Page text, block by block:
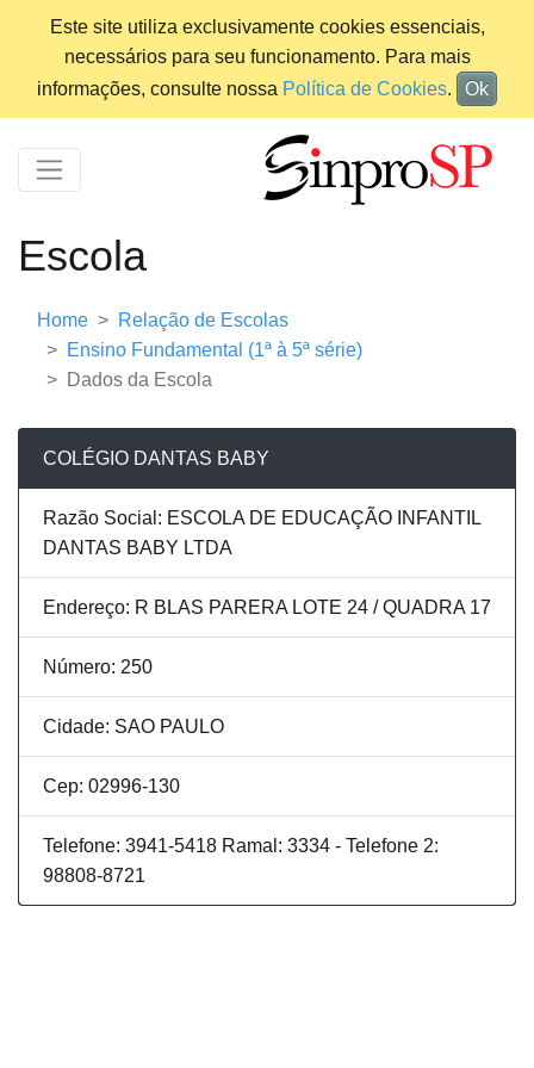
Este site utiliza exclusivamente cookies essenciais,
necessários para seu funcionamento. Para mais
informações, consulte nossa Política de Cookies. Ok
Escola
Home
Relação de Escolas
Ensino Fundamental (1ª à 5ª série)
Dados da Escola
COLÉGIO DANTAS BABY
Razão Social: ESCOLA DE EDUCAÇÃO INFANTIL
DANTAS BABY LTDA
Endereço: R BLAS PARERA LOTE 24 / QUADRA 17
Número: 250
Cidade: SAO PAULO
Cep: 02996-130
Telefone: 3941-5418 Ramal: 3334 - Telefone 2:
98808-8721